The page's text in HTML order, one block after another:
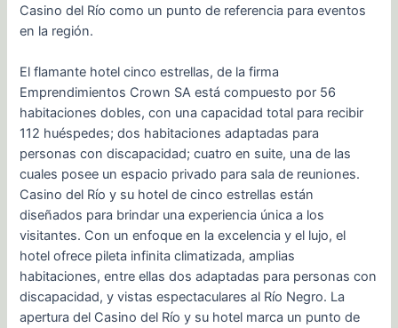
Casino del Río como un punto de referencia para eventos
en la región.
El flamante hotel cinco estrellas, de la firma
Emprendimientos Crown SA está compuesto por 56
habitaciones dobles, con una capacidad total para recibir
112 huéspedes; dos habitaciones adaptadas para
personas con discapacidad; cuatro en suite, una de las
cuales posee un espacio privado para sala de reuniones.
Casino del Río y su hotel de cinco estrellas están
diseñados para brindar una experiencia única a los
visitantes. Con un enfoque en la excelencia y el lujo, el
hotel ofrece pileta infinita climatizada, amplias
habitaciones, entre ellas dos adaptadas para personas con
discapacidad, y vistas espectaculares al Río Negro. La
apertura del Casino del Río y su hotel marca un punto de